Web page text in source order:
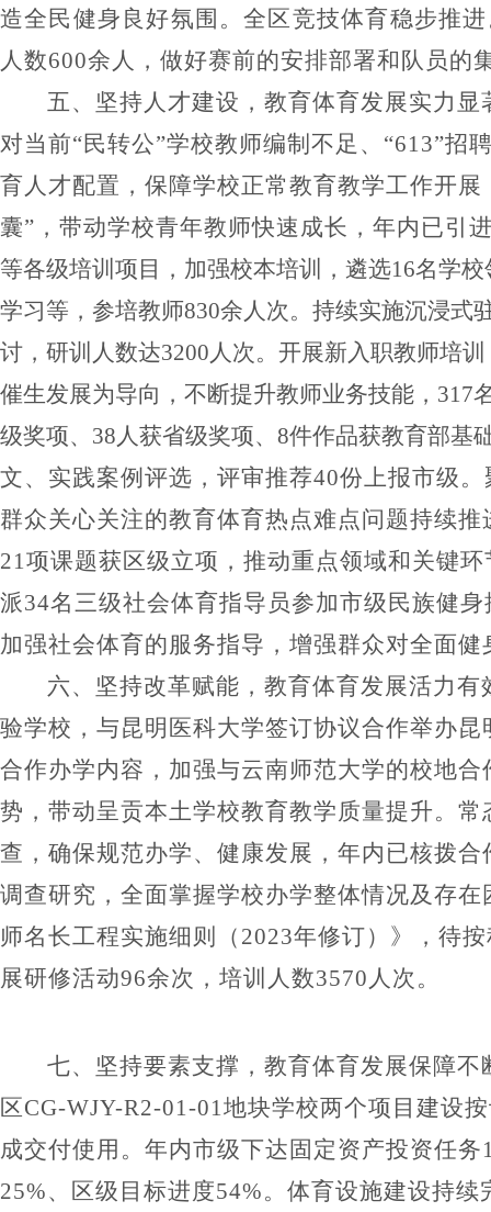
造全民健身良好氛围。全区竞技体育稳步推
人数600余人，做好赛前的安排部署和队员的
五、 坚持人才建设，教育体育发展实力显
对当前“民转公”学校教师编制不足、 “613”招
育人才配置，保障学校正常教育教学工作开
囊” ，带动学校青年教师快速成长，年内已引
等各级培训项目，加强校本培训， 遴选16名学校
学习等，参培教师830余人次。持续实施沉浸式
讨，研训人数达3200 人次。 开展新入职教师培训
催生发展为导向，不断提升教师业务技能， 317
级奖项、 38 人获省级奖项、 8件作品获教育部基
文、实践案例评选，评审推荐40份上报市级。
群众关心关注的教育体育热点难点问题持续
21 项课题获区级立项， 推动重点领域和关键
派34名三级社会体育指导员参加市级民族健
加强社会体育的服务指导，增强群众对全面
六、 坚持改革赋能，教育体育发展活力有
验学校，与昆明医科大学签订协议合作举办
合作办学内容， 加强与云南师范大学的校地合
势， 带动呈贡本土学校教育教学质量提升。 常
查，确保规范办学、健康发展 ， 年内已核拨合
调查研究，全面掌握学校办学整体情况及存
师名长工程实施细则（ 2023年修订）》，待
展研修活动96余次， 培训人数3570人次 。
七、 坚持要素支撑，教育体育发展保障不
区CG-WJY-R2-01-01 地块学校两个项目建设
成交付使用。年内市级下达固定资产投资任务
25%、区级目标进度54%。 体育设施建设持续